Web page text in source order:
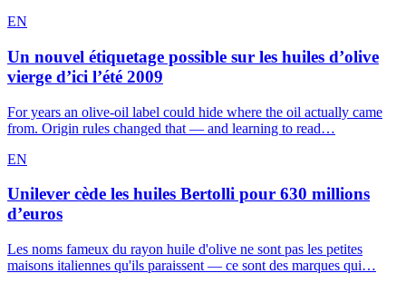
EN
Un nouvel étiquetage possible sur les huiles d’olive
vierge d’ici l’été 2009
For years an olive-oil label could hide where the oil actually came
from. Origin rules changed that — and learning to read…
EN
Unilever cède les huiles Bertolli pour 630 millions
d’euros
Les noms fameux du rayon huile d'olive ne sont pas les petites
maisons italiennes qu'ils paraissent — ce sont des marques qui…